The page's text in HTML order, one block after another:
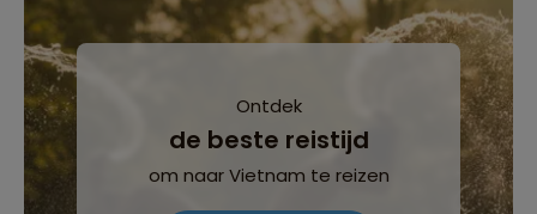
Ontdek
de beste reistijd
om naar Vietnam te reizen